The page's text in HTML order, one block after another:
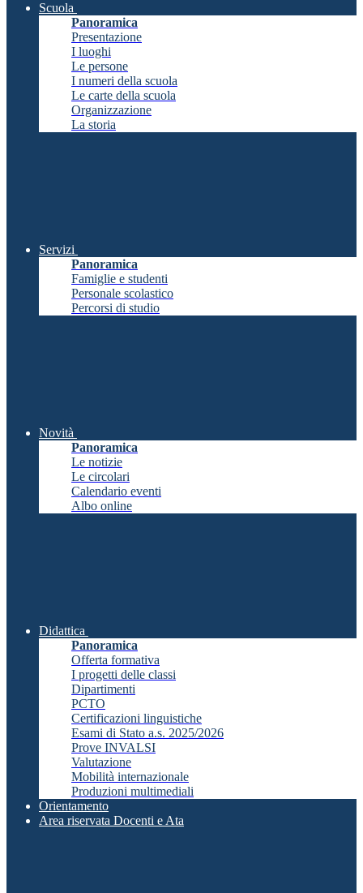
Scuola
Panoramica
Presentazione
I luoghi
Le persone
I numeri della scuola
Le carte della scuola
Organizzazione
La storia
Servizi
Panoramica
Famiglie e studenti
Personale scolastico
Percorsi di studio
Novità
Panoramica
Le notizie
Le circolari
Calendario eventi
Albo online
Didattica
Panoramica
Offerta formativa
I progetti delle classi
Dipartimenti
PCTO
Certificazioni linguistiche
Esami di Stato a.s. 2025/2026
Prove INVALSI
Valutazione
Mobilità internazionale
Produzioni multimediali
Orientamento
Area riservata Docenti e Ata